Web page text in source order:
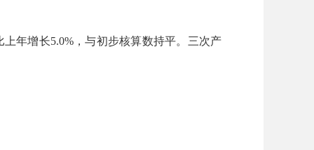
上年增长5.0%，与初步核算数持平。三次产